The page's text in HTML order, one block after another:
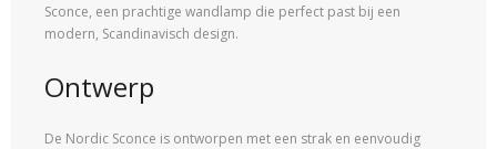
Sconce, een prachtige wandlamp die perfect past bij een
modern, Scandinavisch design.
Ontwerp
De Nordic Sconce is ontworpen met een strak en eenvoudig